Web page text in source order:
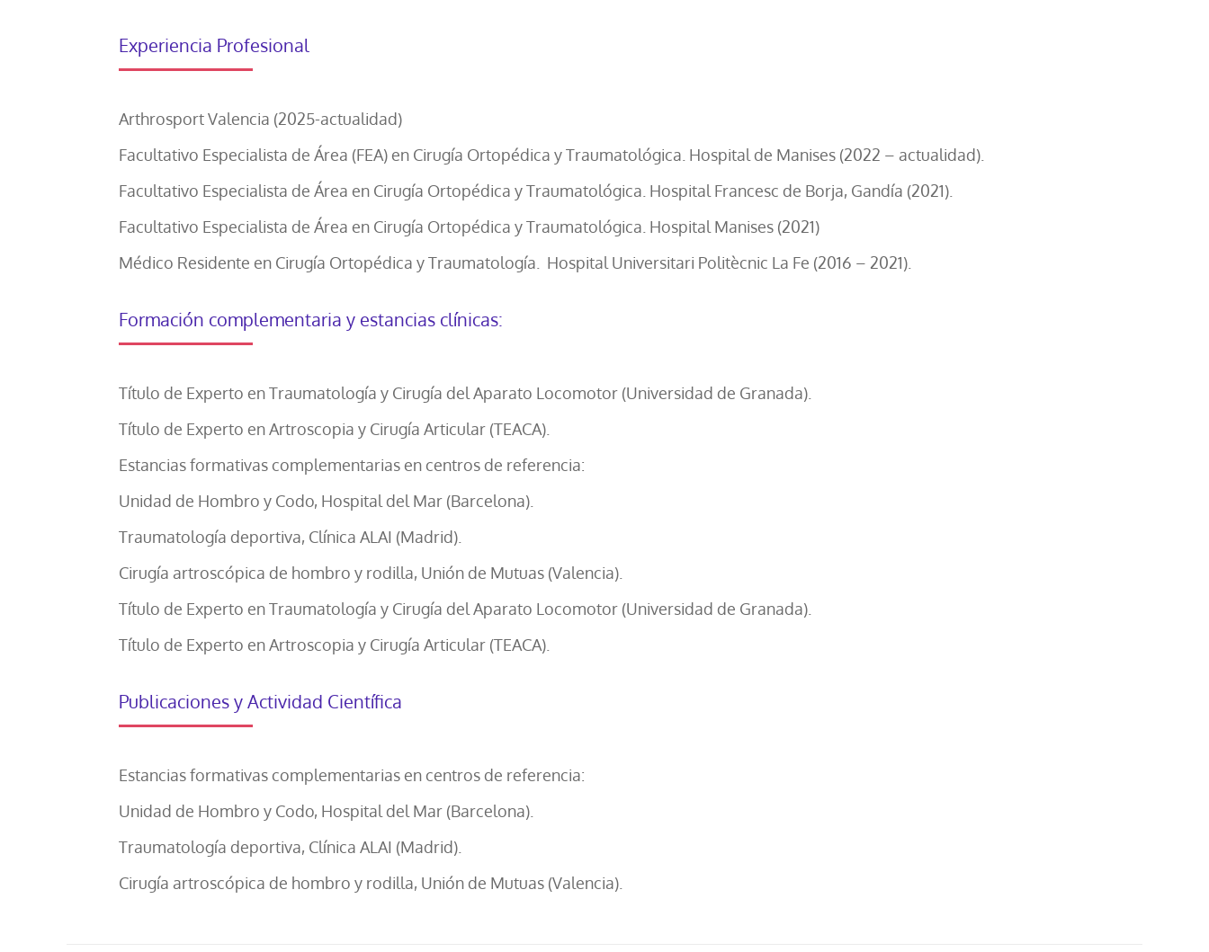
Experiencia Profesional
Arthrosport Valencia (2025-actualidad)
Facultativo Especialista de Área (FEA) en Cirugía Ortopédica y Traumatológica. Hospital de Manises (2022 – actualidad).
Facultativo Especialista de Área en Cirugía Ortopédica y Traumatológica. Hospital Francesc de Borja, Gandía (2021).
Facultativo Especialista de Área en Cirugía Ortopédica y Traumatológica. Hospital Manises (2021)
Médico Residente en Cirugía Ortopédica y Traumatología. Hospital Universitari Politècnic La Fe (2016 – 2021).
Formación complementaria y estancias clínicas:
Título de Experto en Traumatología y Cirugía del Aparato Locomotor (Universidad de Granada).
Título de Experto en Artroscopia y Cirugía Articular (TEACA).
Estancias formativas complementarias en centros de referencia:
Unidad de Hombro y Codo, Hospital del Mar (Barcelona).
Traumatología deportiva, Clínica ALAI (Madrid).
Cirugía artroscópica de hombro y rodilla, Unión de Mutuas (Valencia).
Título de Experto en Traumatología y Cirugía del Aparato Locomotor (Universidad de Granada).
Título de Experto en Artroscopia y Cirugía Articular (TEACA).
Publicaciones y Actividad Científica
Estancias formativas complementarias en centros de referencia:
Unidad de Hombro y Codo, Hospital del Mar (Barcelona).
Traumatología deportiva, Clínica ALAI (Madrid).
Cirugía artroscópica de hombro y rodilla, Unión de Mutuas (Valencia).